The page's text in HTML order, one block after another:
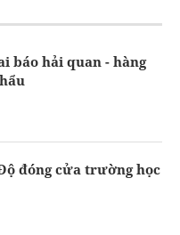
báo hải quan - hàng
đóng cửa trường học